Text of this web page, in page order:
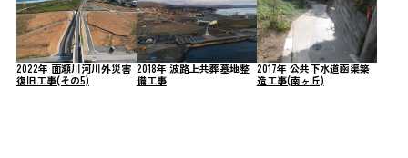
2022年 面瀬川河川外災害
復旧工事(その5)
2018年 波路上共葬墓地整
備工事
2017年 公共下水道函渠築
造工事(南ヶ丘)